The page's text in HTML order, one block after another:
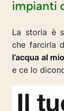
impianti
La storia è
che farcirla
l’acqua al
e ce lo